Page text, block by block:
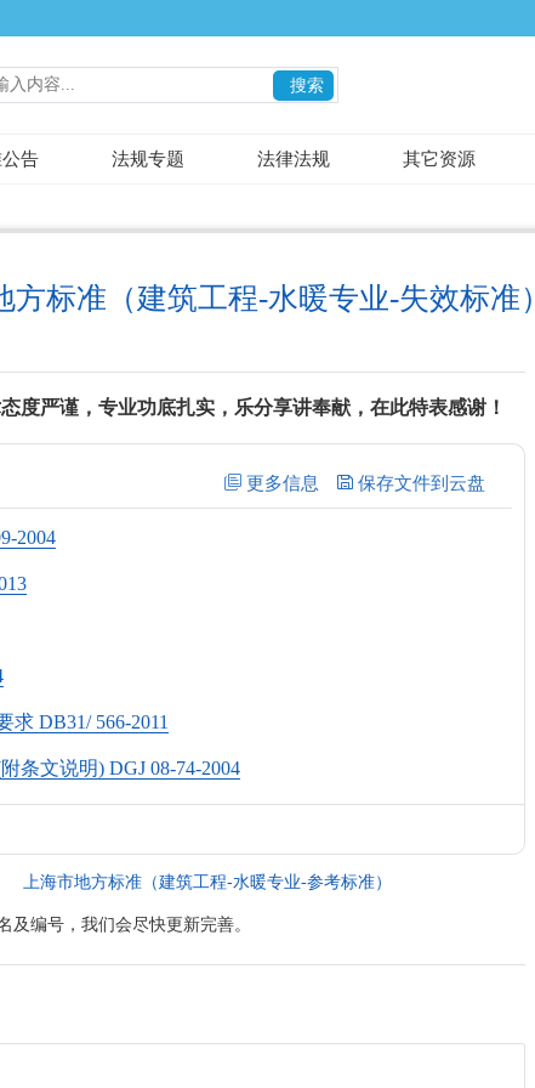
搜索
告 法规专题 法律法规 其它资源
方标准（建筑工程-水暖专业-失效标准）
度严谨，专业功底扎实，乐分享讲奉献，在此特表感谢！
2004
DB31/ 566-2011
条文说明) DGJ 08-74-2004
上海市地方标准（建筑工程-水暖专业-参考标准）
编号，我们会尽快更新完善。